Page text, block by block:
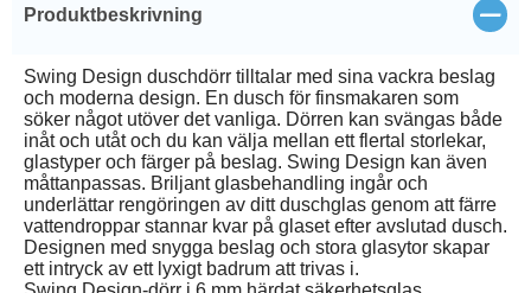
Produktbeskrivning Stäng
Swing Design duschdörr tilltalar med sina vackra beslag
och moderna design. En dusch för finsmakaren som
söker något utöver det vanliga. Dörren kan svängas både
inåt och utåt och du kan välja mellan ett flertal storlekar,
glastyper och färger på beslag. Swing Design kan även
måttanpassas. Briljant glasbehandling ingår och
underlättar rengöringen av ditt duschglas genom att färre
vattendroppar stannar kvar på glaset efter avslutad dusch.
Designen med snygga beslag och stora glasytor skapar
ett intryck av ett lyxigt badrum att trivas i.